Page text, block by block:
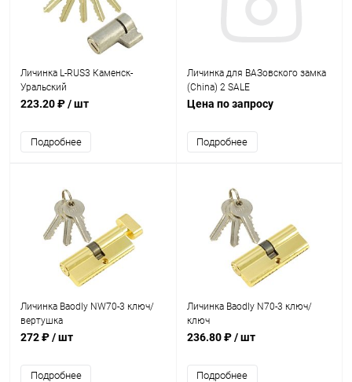
Личинка L-RUS3 Каменск-
Уральский
223.20 ₽/ шт
Подробнее
Личинка для ВАЗовского замка
(Сhina) 2 SALE
Цена по запросу
Подробнее
Личинка Baodly NW70-3 ключ/
вертушка
272 ₽/ шт
Подробнее
Личинка Baodly N70-3 ключ/
ключ
236.80 ₽/ шт
Подробнее